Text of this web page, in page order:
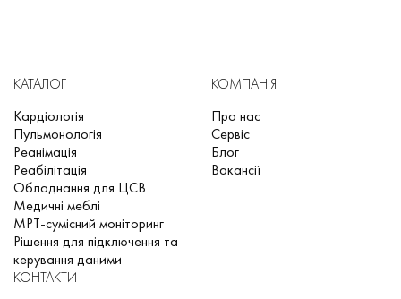
головному моніторі
Монітор можна підключити до інформаційного центру
через мережу за допомогою одного з
інтерфейсів:
звичайна кабельна LAN;
бездротова LAN;
Можна переглядати на екрані ЕКГ за 12 відведеннями,
записати фрагмент ЕКГ за 12
КАТАЛОГ
Кардіологія
Пульмонологія
Реанімація
Реабілітація
Обладнання для ЦСВ
Медичні меблі
МРТ-сумісний моніторинг
Рішення для підключення та
керування даними
КОМПАНІЯ
Про нас
Сервіс
Блог
Вакансії
КОНТАКТИ